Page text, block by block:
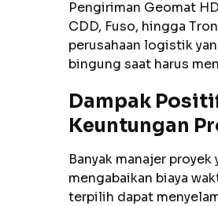
Pengiriman Geomat
CDD, Fuso, hingga
perusahaan logistik
bingung saat harus
Dampak
Keuntungan
Banyak manajer
mengabaikan biaya
terpilih dapat